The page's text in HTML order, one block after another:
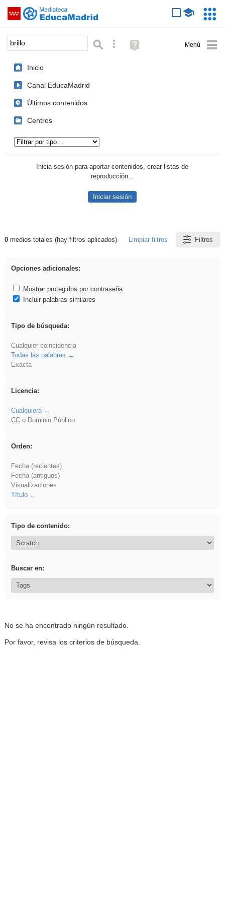
Saltar navegación
Palabra o frase: Búsqueda avanzada
Ayuda
(en
Inicio
Canal EducaMadrid
Últimos contenidos
Centros
Inicia sesión para aportar contenidos, crear listas de
reproducción...
Iniciar sesión
Resultados de: brillo
0medios totales (hay filtros aplicados) Limpiar filtros Filtros
Opciones adicionales:
Mostrar protegidos por contraseña
Incluir palabras similares
Tipo de búsqueda:
Cualquier coincidencia
Todas las palabras
Exacta
Licencia:
Cualquiera
CCo Dominio Público
Orden:
Fecha (recientes)
Fecha (antiguos)
Visualizaciones
Título
Tipo de contenido:
Buscar en:
No se ha encontrado ningún resultado.
Por favor, revisa los criterios de búsqueda.